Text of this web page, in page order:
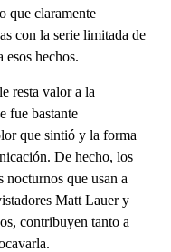
que claramente
con la serie limitada de
hechos.
resta valor a la
fue bastante
que sintió y la forma
De hecho, los
nocturnos que usan a
Matt Lauer y
contribuyen tanto a